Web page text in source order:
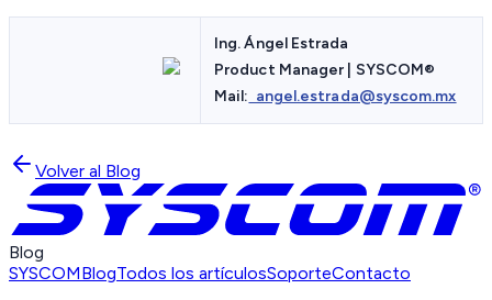
Ing. Ángel Estrada
Product Manager | SYSCOM®
Mail: angel.estrada@syscom.mx
Volver al Blog
Blog
SYSCOMBlogTodos los artículosSoporteContacto